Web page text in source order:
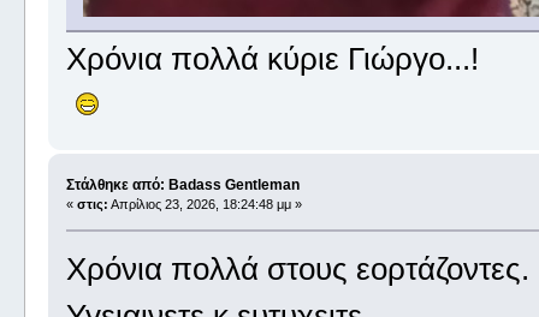
Χρόνια πολλά κύριε Γιώργο...!
Στάλθηκε από: Badass Gentleman
« στις: Απρίλιος 23, 2026, 18:24:48 μμ »
Χρόνια πολλά στους εορτάζοντες.